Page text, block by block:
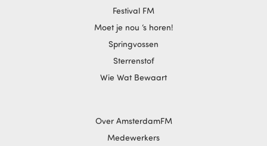
Festival FM
Moet je nou ‘s horen!
Springvossen
Sterrenstof
Wie Wat Bewaart
Over AmsterdamFM
Medewerkers